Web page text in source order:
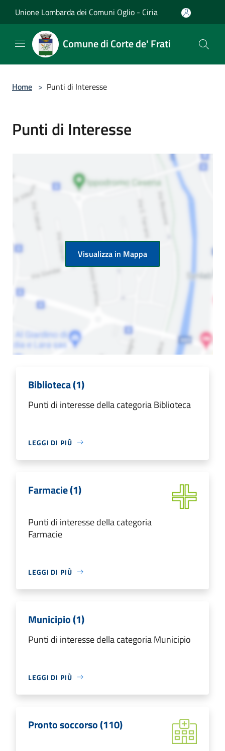
Unione Lombarda dei Comuni Oglio - Ciria
Comune di Corte de' Frati
Home > Punti di Interesse
Punti di Interesse
Visualizza in Mappa
Biblioteca (1)
Punti di interesse della categoria Biblioteca
LEGGI DI PIÙ
Farmacie (1)
Punti di interesse della categoria
Farmacie
LEGGI DI PIÙ
Municipio (1)
Punti di interesse della categoria Municipio
LEGGI DI PIÙ
Pronto soccorso (110)